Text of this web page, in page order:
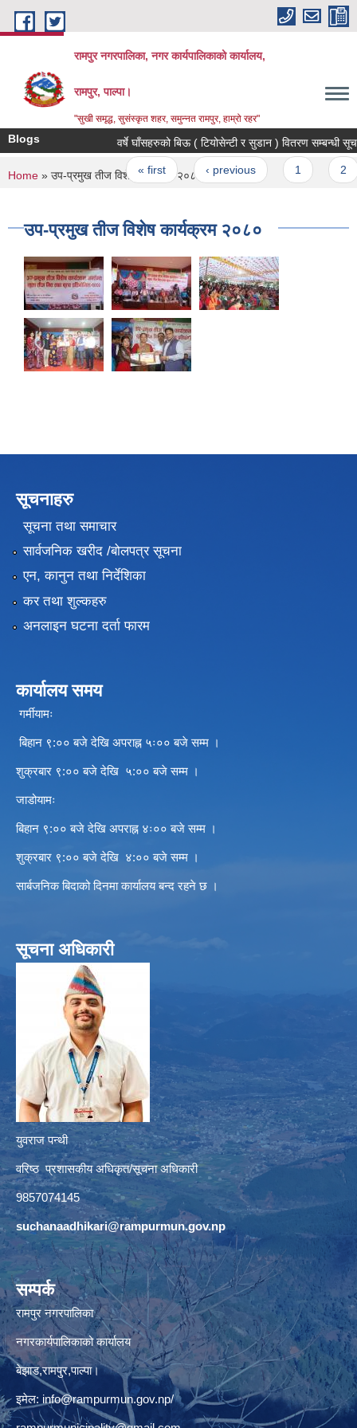
Skip to main content
रामपुर नगरपालिका, नगर कार्यपालिकाको कार्यालय,
रामपुर, पाल्पा।
"सुखी समृद्ध, सुसंस्कृत शहर, समुन्नत रामपुर, हाम्रो रहर"
Blogs वर्षे घाँसहरुको बिऊ ( टियोसेन्टी र सुडान ) वितरण सम्बन्धी
Pages
« first ‹ previous
You are here
Home » उप-प्रमुख तीज विशेष कार्यक्रम २०८०
उप-प्रमुख तीज विशेष कार्यक्रम २०८०
सूचनाहरु
सूचना तथा समाचार
सार्वजनिक खरीद /बोलपत्र सूचना
एन, कानुन तथा निर्देशिका
कर तथा शुल्कहरु
अनलाइन घटना दर्ता फारम
कार्यालय समय
गर्मीयामः
बिहान ९:०० बजे देखि अपराह्न ५ः०० बजे सम्म ।
शुक्रबार ९:०० बजे देखि ५:०० बजे सम्म ।
जाडोयामः
बिहान ९:०० बजे देखि अपराह्न ४ः०० बजे सम्म ।
शुक्रबार ९:०० बजे देखि ४:०० बजे सम्म ।
सार्बजनिक बिदाको दिनमा कार्यालय बन्द रहने छ ।
सूचना अधिकारी
युवराज पन्थी
वरिष्ठ प्रशासकीय अधिकृत/सूचना अधिकारी
9857074145
suchanaadhikari@rampurmun.gov.np
सम्पर्क
रामपुर नगरपालिका
नगरकार्यपालिकाको कार्यालय
बेझाड,रामपुर,पाल्पा।
इमेल: info@rampurmun.gov.np/